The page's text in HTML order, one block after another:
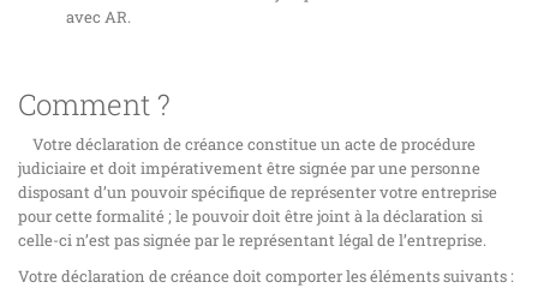
avec AR.
Comment ?
Votre déclaration de créance constitue un acte de procédure
judiciaire et doit impérativement être signée par une personne
disposant d’un pouvoir spécifique de représenter votre entreprise
pour cette formalité ; le pouvoir doit être joint à la déclaration si
celle-ci n’est pas signée par le représentant légal de l’entreprise.
Votre déclaration de créance doit comporter les éléments suivants :